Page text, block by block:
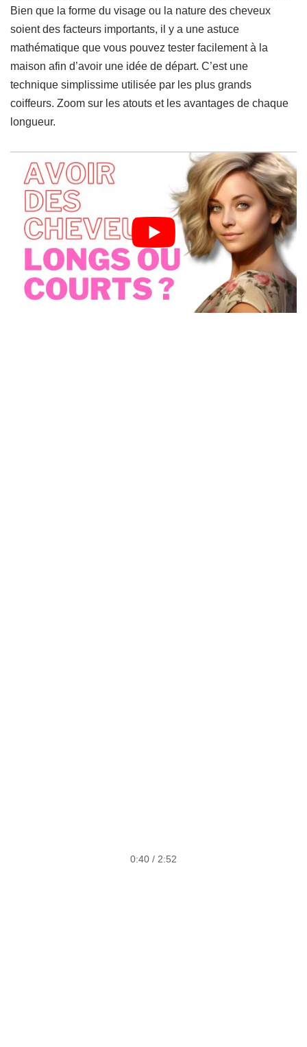
Bien que la forme du visage ou la nature des cheveux
soient des facteurs importants, il y a une astuce
mathématique que vous pouvez tester facilement à la
maison afin d’avoir une idée de départ. C’est une
technique simplissime utilisée par les plus grands
coiffeurs. Zoom sur les atouts et les avantages de chaque
longueur.
0:40 / 2:52